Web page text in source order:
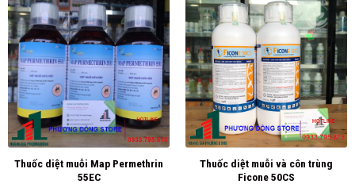
Thuốc diệt muỗi Map Permethrin
55EC
Thuốc diệt muỗi và côn trùng
Ficone 50CS